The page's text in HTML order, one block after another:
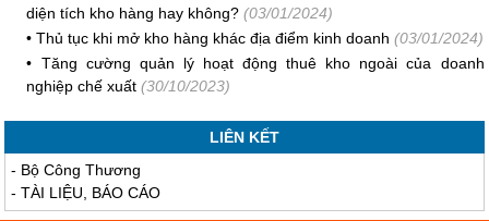
diện tích kho hàng hay không? (03/01/2024)
•Thủ tục khi mở kho hàng khác địa điểm kinh doanh(03/01/2024)
• Tăng cường quản lý hoạt động thuê kho ngoài của doanh
nghiệp chế xuất (30/10/2023)
LIÊN KẾT
- Bộ Công Thương
-TÀI LIỆU, BÁO CÁO